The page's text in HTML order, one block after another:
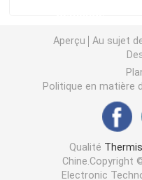
Le thermistore NTC
Capteur de
Varistance CMS
Aperçu Au sujet
Politique en matière
Qualité
Chine.Copyright
Electronic